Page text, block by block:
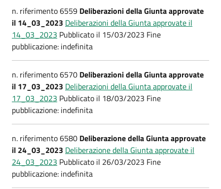
n. riferimento 6559 Deliberazioni della Giunta approvate
il 14_03_2023 Deliberazioni della Giunta approvate il
14_03_2023 Pubblicato il 15/03/2023 Fine
pubblicazione: indefinita
n. riferimento 6570 Deliberazioni della Giunta approvate
il 17_03_2023 Deliberazioni della Giunta approvate il
17_03_2023 Pubblicato il 18/03/2023 Fine
pubblicazione: indefinita
n. riferimento 6580 Deliberazione della Giunta approvate
il 24_03_2023 Deliberazione della Giunta approvate il
24_03_2023 Pubblicato il 26/03/2023 Fine
pubblicazione: indefinita